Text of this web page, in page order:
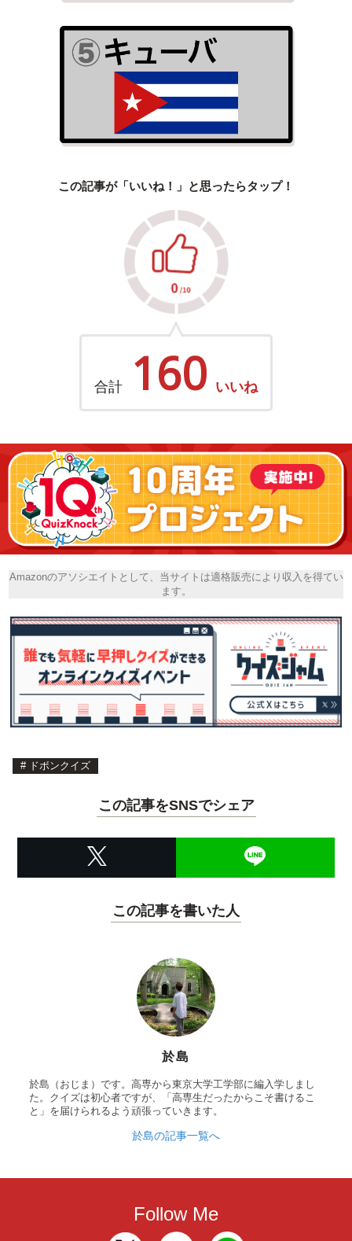
この記事が「いいね！」と思ったらタップ！
合計 160 いいね
Amazonのアソシエイトとして、当サイトは適格販売により収入を得てい
ます。
# ドボンクイズ
この記事をSNSでシェア
この記事を書いた人
於島
於島（おじま）です。高専から東京大学工学部に編入学しまし
た。クイズは初心者ですが、「高専生だったからこそ書けるこ
と」を届けられるよう頑張っていきます。
於島の記事一覧へ
Follow Me